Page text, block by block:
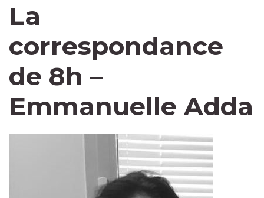
La
correspondance
de 8h –
Emmanuelle Adda